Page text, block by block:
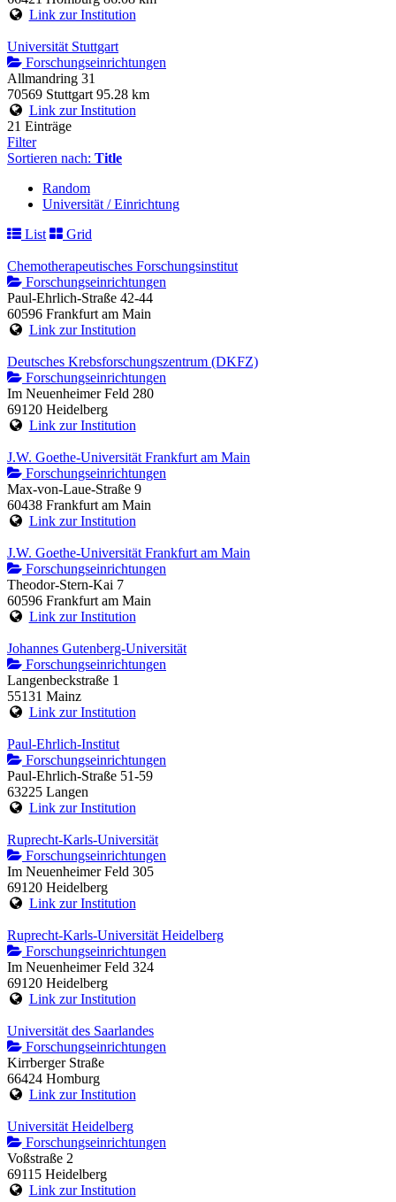
Link zur Institution
Universität Stuttgart
Forschungseinrichtungen
Allmandring 31
70569 Stuttgart 95.28 km
Link zur Institution
21 Einträge
Filter
Sortieren nach: Title
Random
Universität / Einrichtung
List
Grid
Chemotherapeutisches Forschungsinstitut
Forschungseinrichtungen
Paul-Ehrlich-Straße 42-44
60596 Frankfurt am Main
Link zur Institution
Deutsches Krebsforschungszentrum (DKFZ)
Forschungseinrichtungen
Im Neuenheimer Feld 280
69120 Heidelberg
Link zur Institution
J.W. Goethe-Universität Frankfurt am Main
Forschungseinrichtungen
Max-von-Laue-Straße 9
60438 Frankfurt am Main
Link zur Institution
J.W. Goethe-Universität Frankfurt am Main
Forschungseinrichtungen
Theodor-Stern-Kai 7
60596 Frankfurt am Main
Link zur Institution
Johannes Gutenberg-Universität
Forschungseinrichtungen
Langenbeckstraße 1
55131 Mainz
Link zur Institution
Paul-Ehrlich-Institut
Forschungseinrichtungen
Paul-Ehrlich-Straße 51-59
63225 Langen
Link zur Institution
Ruprecht-Karls-Universität
Forschungseinrichtungen
Im Neuenheimer Feld 305
69120 Heidelberg
Link zur Institution
Ruprecht-Karls-Universität Heidelberg
Forschungseinrichtungen
Im Neuenheimer Feld 324
69120 Heidelberg
Link zur Institution
Universität des Saarlandes
Forschungseinrichtungen
Kirrberger Straße
66424 Homburg
Link zur Institution
Universität Heidelberg
Forschungseinrichtungen
Voßstraße 2
69115 Heidelberg
Link zur Institution